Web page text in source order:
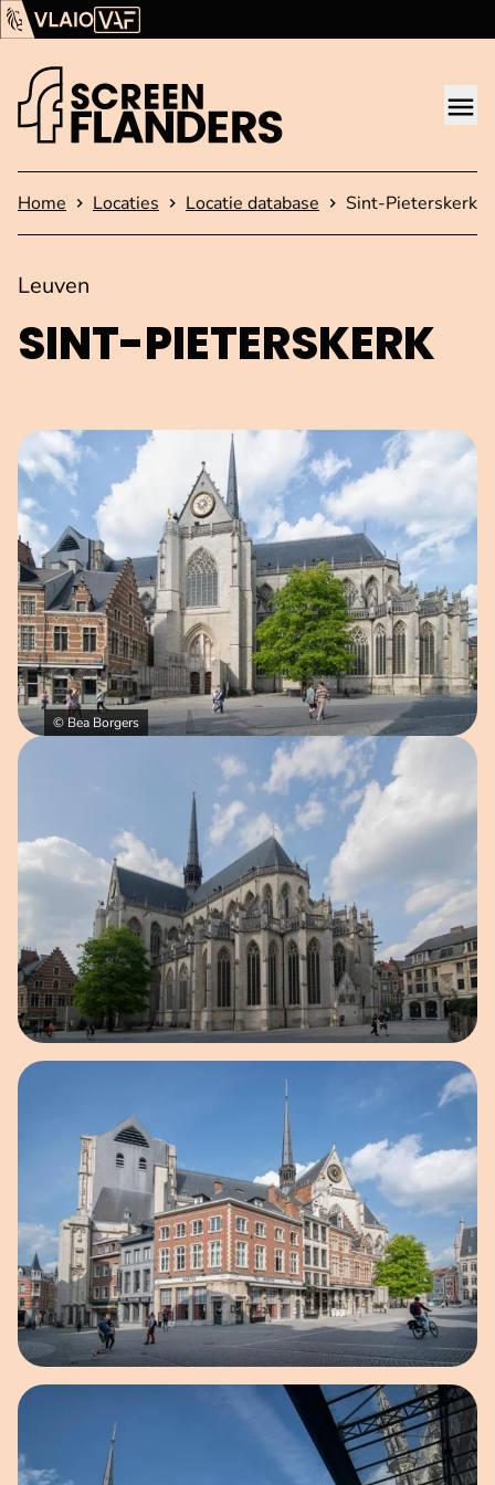
Ga verder naar de inhoud
Vlaams Audiovisueel Fonds (VAF)
Startpagina
Home Locaties Locatie database Sint-Pieterskerk
SINT-PIETERSKERK
Leuven
Open afbeelding in popup
© Bea Borgers
Open afbeelding in popup
Open afbeelding in popup
Open afbeelding in popup